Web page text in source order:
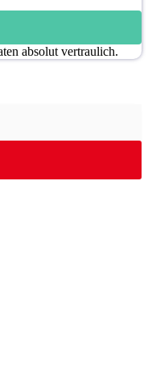
absolut vertraulich.